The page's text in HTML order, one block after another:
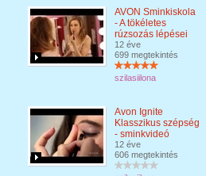
AVON Sminkiskola
- A tökéletes
rúzsozás lépései
12 éve
699 megtekintés
szilasiilona
Avon Ignite
Klasszikus szépség
- sminkvideó
12 éve
606 megtekintés